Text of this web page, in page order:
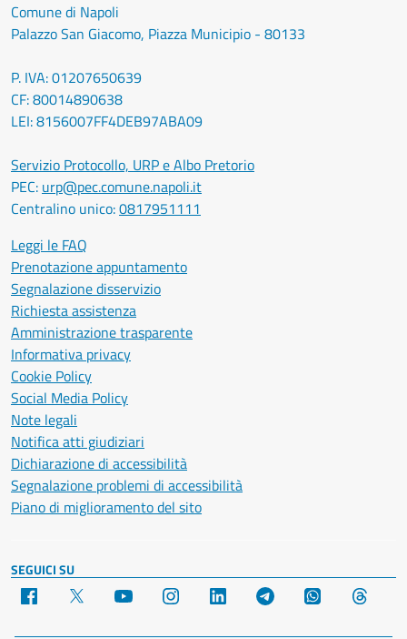
Comune di Napoli
Palazzo San Giacomo, Piazza Municipio - 80133
P. IVA: 01207650639
CF: 80014890638
LEI: 8156007FF4DEB97ABA09
Servizio Protocollo, URP e Albo Pretorio
PEC: urp@pec.comune.napoli.it
Centralino unico:0817951111
Leggi le FAQ
Prenotazione appuntamento
Segnalazione disservizio
Richiesta assistenza
Amministrazione trasparente
Informativa privacy
Cookie Policy
Social Media Policy
Note legali
Notifica atti giudiziari
Dichiarazione di accessibilità
Segnalazione problemi di accessibilità
Piano di miglioramento del sito
SEGUICI SU
Facebook YouTube Instagram LinkedIn Telegram WhatsApp